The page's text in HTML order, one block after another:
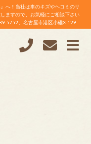
へ！当社は車のキズやヘコミのリ
ますので、お気軽にご相談下さい
5752。名古屋市港区小碓3-129